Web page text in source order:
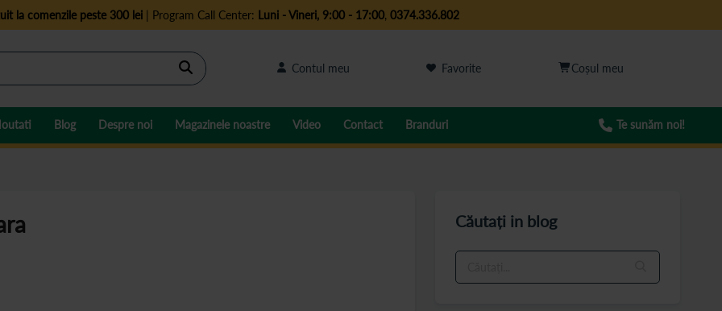
la comenzile peste 300 lei| Program Call Center: Luni - Vineri, 9:00 - 17:00, 0374.336.802
Cautare Contul meu Favorite
Blog Despre noi Magazinele noastre Video Contact Branduri Te sunăm noi!
Căutați in blog